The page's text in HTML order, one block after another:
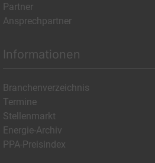
Partner
Ansprechpartner
Informationen
Branchenverzeichnis
Termine
Stellenmarkt
Energie-Archiv
PPA-Preisindex